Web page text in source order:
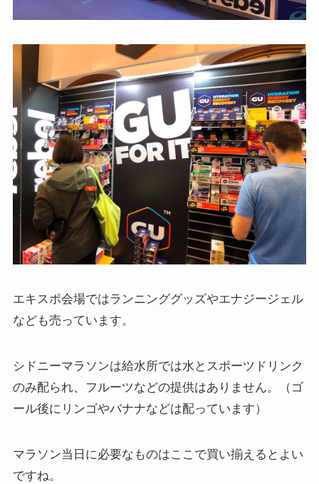
エキスポ会場ではランニンググッズやエナジージェル
なども売っています。
シドニーマラソンは給水所では水とスポーツドリンク
のみ配られ、フルーツなどの提供はありません。（ゴ
ール後にリンゴやバナナなどは配っています）
マラソン当日に必要なものはここで買い揃えるとよい
ですね。